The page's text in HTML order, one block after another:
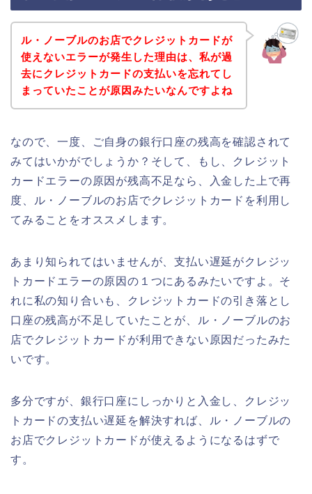
ル・ノーブルのお店でクレジットカードが
使えないエラーが発生した理由は、私が過
去にクレジットカードの支払いを忘れてし
まっていたことが原因みたいなんですよね
なので、一度、ご自身の銀行口座の残高を確認されて
みてはいかがでしょうか？そして、もし、クレジット
カードエラーの原因が残高不足なら、入金した上で再
度、ル・ノーブルのお店でクレジットカードを利用し
てみることをオススメします。
あまり知られてはいませんが、支払い遅延がクレジッ
トカードエラーの原因の１つにあるみたいですよ。そ
れに私の知り合いも、クレジットカードの引き落とし
口座の残高が不足していたことが、ル・ノーブルのお
店でクレジットカードが利用できない原因だったみた
いです。
多分ですが、銀行口座にしっかりと入金し、クレジッ
トカードの支払い遅延を解決すれば、ル・ノーブルの
お店でクレジットカードが使えるようになるはずで
す。